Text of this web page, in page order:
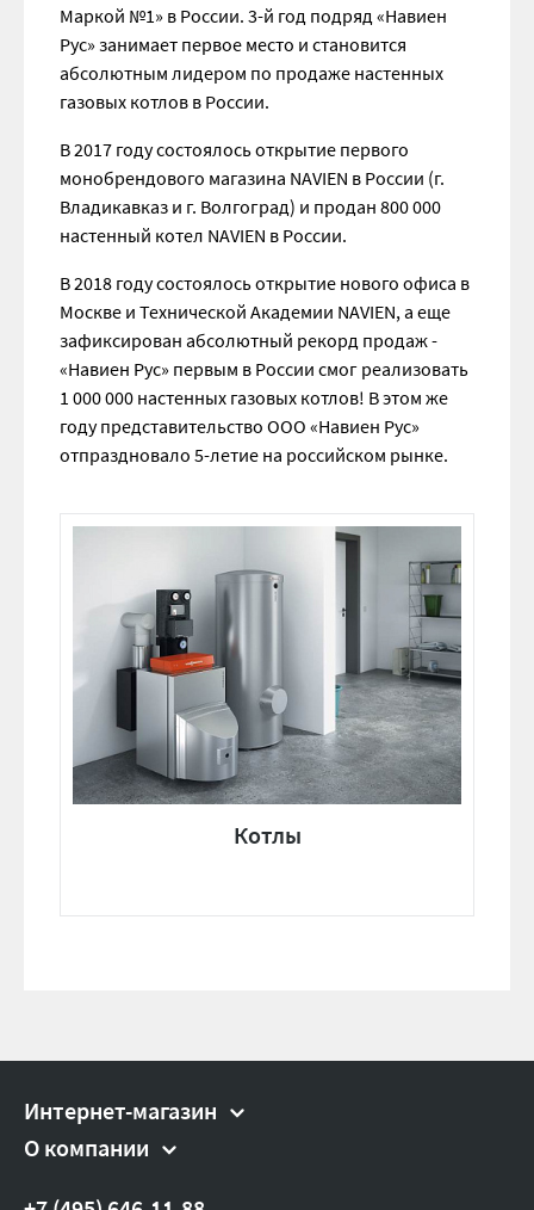
Маркой №1» в России. 3-й год подряд «Навиен
Рус» занимает первое место и становится
абсолютным лидером по продаже настенных
газовых котлов в России.
В 2017 году состоялось открытие первого
монобрендового магазина NAVIEN в России (г.
Владикавказ и г. Волгоград) и продан 800 000
настенный котел NAVIEN в России.
В 2018 году состоялось открытие нового офиса в
Москве и Технической Академии NAVIEN, а еще
зафиксирован абсолютный рекорд продаж -
«Навиен Рус» первым в России смог реализовать
1 000 000 настенных газовых котлов! В этом же
году представительство ООО «Навиен Рус»
отпраздновало 5-летие на российском рынке.
Котлы
Интернет-магазин
О компании